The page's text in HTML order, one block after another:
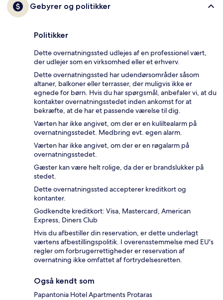
Gebyrer og politikker
Politikker
Dette overnatningssted udlejes af en professionel vært,
der udlejer som en virksomhed eller et erhverv.
Dette overnatningssted har udendørsområder såsom
altaner, balkoner eller terrasser, der muligvis ikke er
egnede for børn. Hvis du har spørgsmål, anbefaler vi, at du
kontakter overnatningsstedet inden ankomst for at
bekræfte, at de har et passende værelse til dig.
Værten har ikke angivet, om der er en kuliltealarm på
overnatningsstedet. Medbring evt. egen alarm.
Værten har ikke angivet, om der er en røgalarm på
overnatningsstedet.
Gæster kan være helt rolige, da der er brandslukker på
stedet.
Dette overnatningssted accepterer kreditkort og
kontanter.
Godkendte kreditkort: Visa, Mastercard, American
Express, Diners Club
Hvis du afbestiller din reservation, er dette underlagt
værtens afbestillingspolitik. I overensstemmelse med EU's
regler om forbrugerrettigheder er reservation af
overnatning ikke omfattet af fortrydelsesretten.
Også kendt som
Papantonia Hotel Apartments Protaras